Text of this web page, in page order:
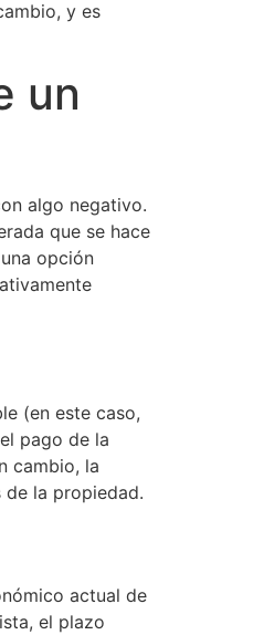
y es
un
algo negativo.
que se hace
opción
(en este caso,
pago de la
cambio, la
de la propiedad.
actual de
el plazo